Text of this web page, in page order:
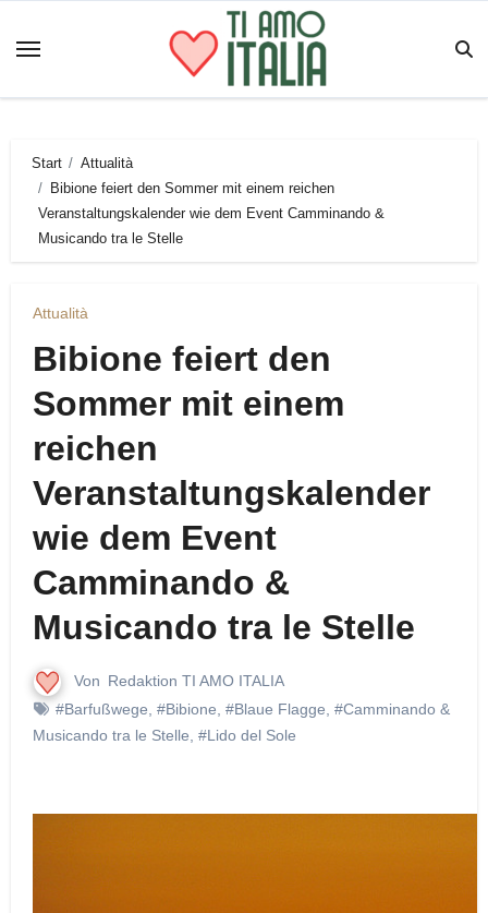
Inhalt
Start
Attualità
Bibione feiert den Sommer mit einem reichen
Veranstaltungskalender wie dem Event Camminando &
Musicando tra le Stelle
Attualità
Bibione feiert den
Sommer mit einem
reichen
Veranstaltungskalender
wie dem Event
Camminando &
Musicando tra le Stelle
Von Redaktion TI AMO ITALIA
#Barfußwege #Bibione #Blaue Flagge #Camminando &
Musicando tra le Stelle #Lido del Sole